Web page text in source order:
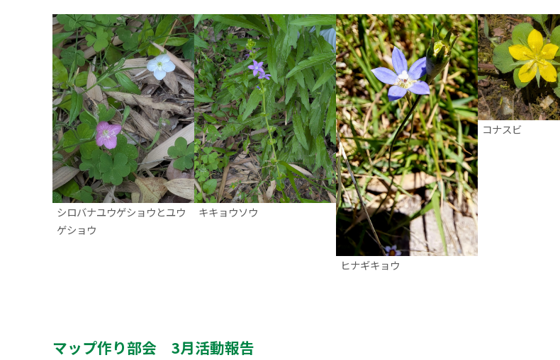
シロバナユウゲショウとユウ
ゲショウ
キキョウソウ
ヒナギキョウ
コナスビ
マップ作り部会 3月活動報告